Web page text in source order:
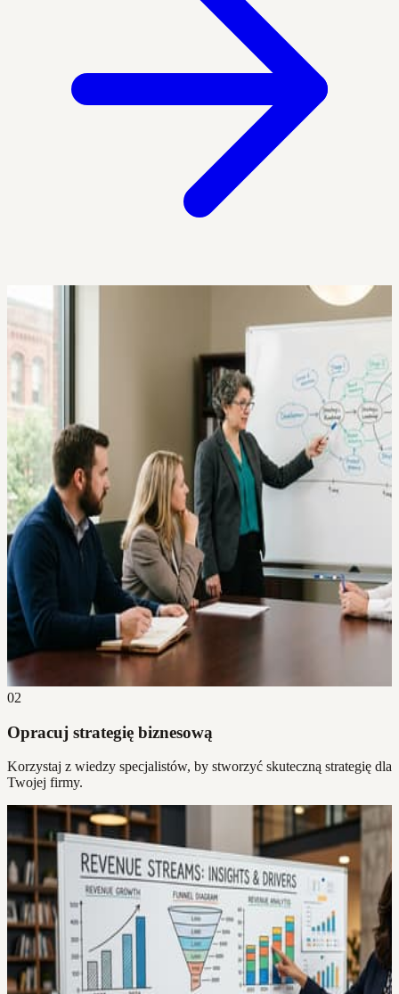
02
Opracuj strategię biznesową
Korzystaj z wiedzy specjalistów, by stworzyć skuteczną strategię dla
Twojej firmy.